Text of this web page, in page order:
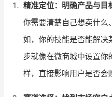
认证服务商
精准定位：明确产品与目
你需要清楚自己想卖什么
如，你的技能是否能解决
步就像在微商城中设置你
样，直接影响用户是否会